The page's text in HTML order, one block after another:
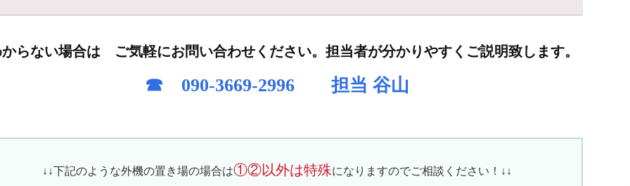
らない場合は ご気軽にお問い合わせください。担当者が分かりやすくご説明致します。
☎ 090-3669-2996 担当 谷山
↓↓下記のような外機の置き場の場合は①②以外は特殊になりますのでご相談ください！↓↓